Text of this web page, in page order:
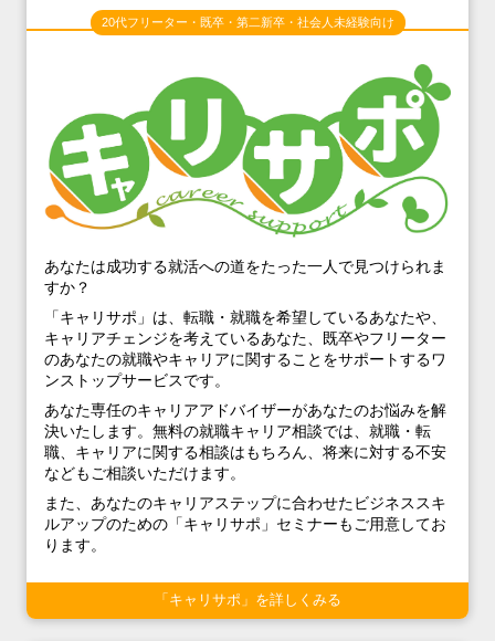
20代フリーター・既卒・第二新卒・社会人未経験向け
あなたは成功する就活への道をたった一人で見つけられま
すか？
「キャリサポ」は、転職・就職を希望しているあなたや、
キャリアチェンジを考えているあなた、既卒やフリーター
のあなたの就職やキャリアに関することをサポートするワ
ンストップサービスです。
あなた専任のキャリアアドバイザーがあなたのお悩みを解
決いたします。無料の就職キャリア相談では、就職・転
職、キャリアに関する相談はもちろん、将来に対する不安
などもご相談いただけます。
また、あなたのキャリアステップに合わせたビジネススキ
ルアップのための「キャリサポ」セミナーもご用意してお
ります。
「キャリサポ」を詳しくみる